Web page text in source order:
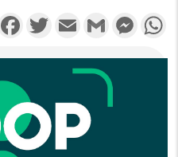
PartagerFacebookTwitterEmail Gmail